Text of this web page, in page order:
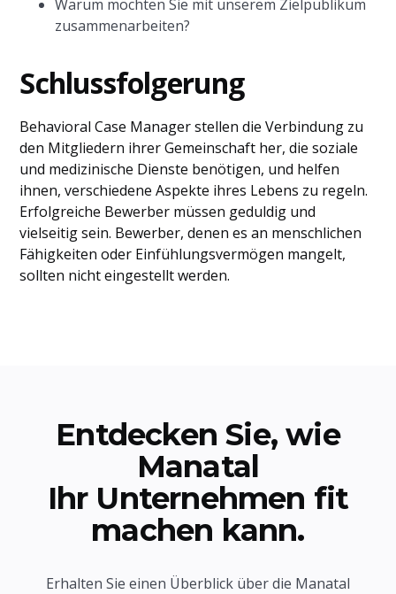
Warum möchten Sie mit unserem Zielpublikum
zusammenarbeiten?
Schlussfolgerung
Behavioral Case Manager stellen die Verbindung zu
den Mitgliedern ihrer Gemeinschaft her, die soziale
und medizinische Dienste benötigen, und helfen
ihnen, verschiedene Aspekte ihres Lebens zu regeln.
Erfolgreiche Bewerber müssen geduldig und
vielseitig sein. Bewerber, denen es an menschlichen
Fähigkeiten oder Einfühlungsvermögen mangelt,
sollten nicht eingestellt werden.
Entdecken Sie, wie
Manatal
Ihr Unternehmen fit
machen kann.
Erhalten Sie einen Überblick über die Manatal